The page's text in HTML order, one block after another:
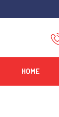
HOME